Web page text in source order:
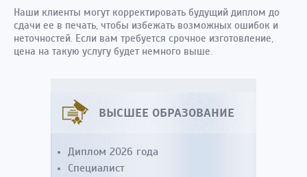
Наши клиенты могут корректировать будущий диплом до
сдачи ее в печать, чтобы избежать возможных ошибок и
неточностей. Если вам требуется срочное изготовление,
цена на такую услугу будет немного выше.
ВЫСШЕЕ ОБРАЗОВАНИЕ
Диплом 2026 года
Специалист